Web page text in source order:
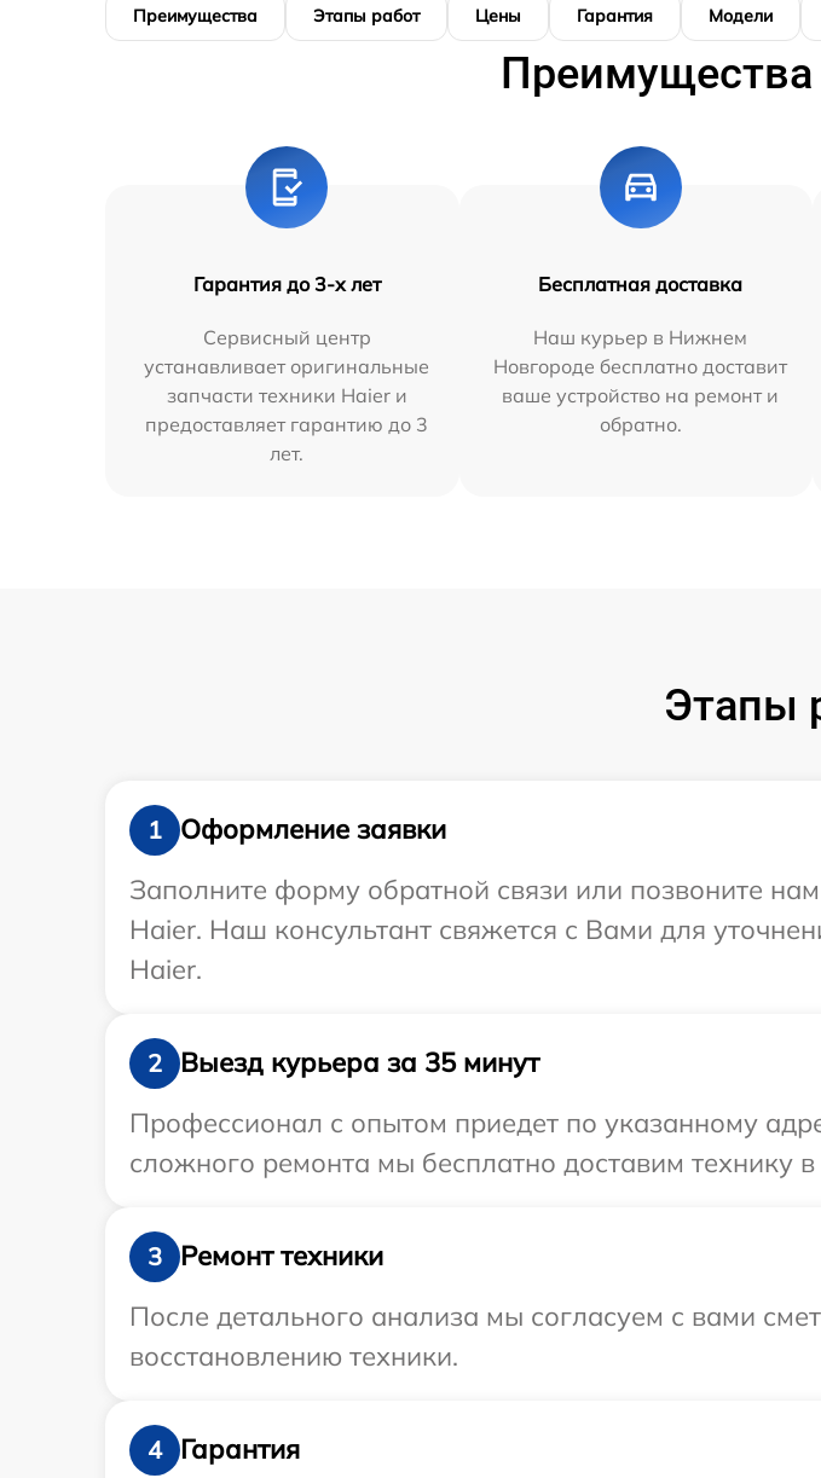
Преимущества Этапы работ Цены Гарантия Модели
Преимущества
Гарантия до 3-х лет
Сервисный центр
устанавливает оригинальные
запчасти техники Haier и
предоставляет гарантию до 3
лет.
Бесплатная доставка
Наш курьер в Нижнем
Новгороде бесплатно доставит
ваше устройство на ремонт и
обратно.
Этапы
1
Оформление заявки
Заполните форму обратной связи или позвоните
Haier. Наш консультант свяжется с Вами для
Haier.
2
Выезд курьера за 35 минут
Профессионал с опытом приедет по указанному
сложного ремонта мы бесплатно доставим технику
3
Ремонт техники
После детального анализа мы согласуем с вами
восстановлению техники.
4
Гарантия